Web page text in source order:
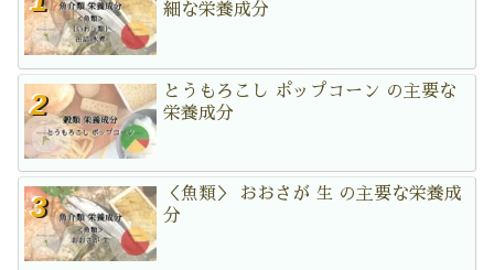
細な栄養成分
とうもろこし ポップコーン の主要な
栄養成分
＜魚類＞ おおさが 生 の主要な栄養成
分